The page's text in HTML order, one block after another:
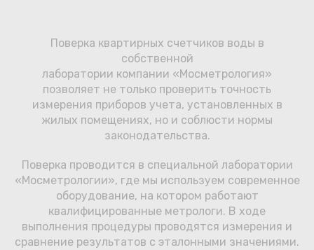
защита от мошенников
Поверка квартирных счетчиков воды в
собственной
лаборатории компании «Мосметрология»
позволяет не только проверить точность
измерения приборов учета, установленных в
жилых помещениях, но и соблюсти нормы
законодательства.
Поверка проводится в специальной лаборатории
«Мосметрологии», где мы используем современное
оборудование, на котором работают
квалифицированные метрологи. В ходе
выполнения процедуры проводятся измерения и
сравнение результатов с эталонными значениями.